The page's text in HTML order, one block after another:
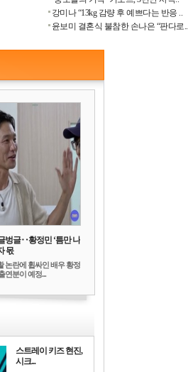
강미나 “13kg 감량 후 예쁘다는 반응 ..
윤보미 결혼식 불참한 손나은 “판다로..
벙글‥황정민 ‘틈만 나
몫
논란에 휩싸인 배우 황정
연분이 예정...
스트레이 키즈 현진,
시크...